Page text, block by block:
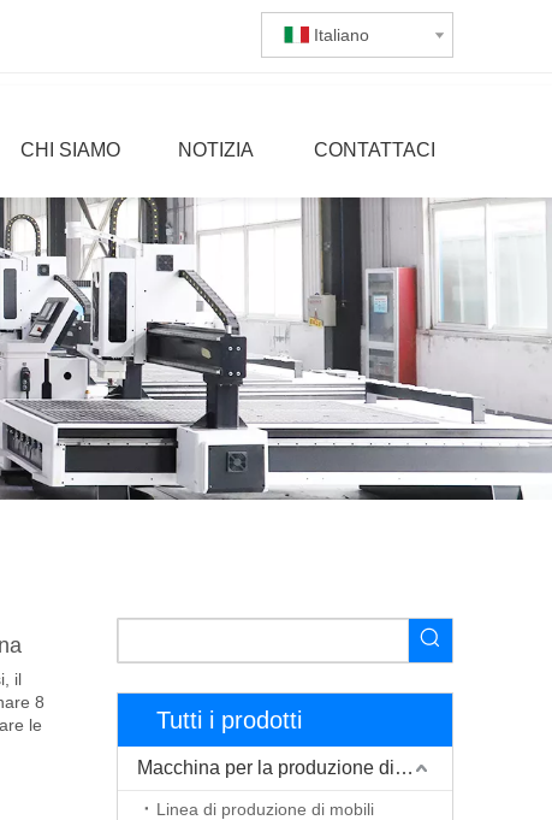
Italiano
CHI SIAMO NOTIZIA CONTATTACI
il
8
le
Tutti i prodotti
Macchina per la produzione di mobili
Linea di produzione di mobili